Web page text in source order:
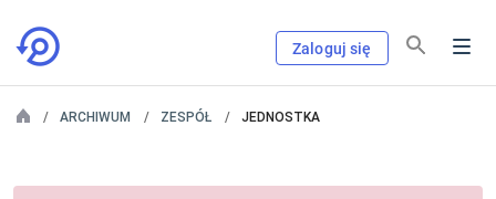
Zaloguj się
ARCHIWUM ZESPÓŁ JEDNOSTKA